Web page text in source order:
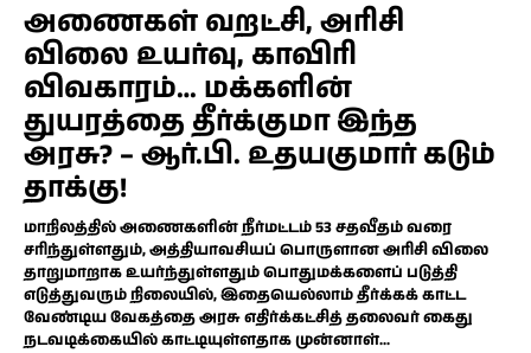
அணைகள் வறட்சி, அரிசி
விலை உயர்வு, காவிரி
விவகாரம்… மக்களின்
துயரத்தை தீர்க்குமா இந்த
அரசு? – ஆர்.பி. உதயகுமார் கடும்
தாக்கு!
மாநிலத்தில் அணைகளின் நீர்மட்டம் 53 சதவீதம் வரை
சரிந்துள்ளதும், அத்தியாவசியப் பொருளான அரிசி விலை
தாறுமாறாக உயர்ந்துள்ளதும் பொதுமக்களைப் படுத்தி
எடுத்துவரும் நிலையில், இதையெல்லாம் தீர்க்கக் காட்ட
வேண்டிய வேகத்தை அரசு எதிர்க்கட்சித் தலைவர் கைது
நடவடிக்கையில் காட்டியுள்ளதாக முன்னாள்...